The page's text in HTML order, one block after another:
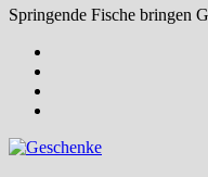
Springende Fische bringen